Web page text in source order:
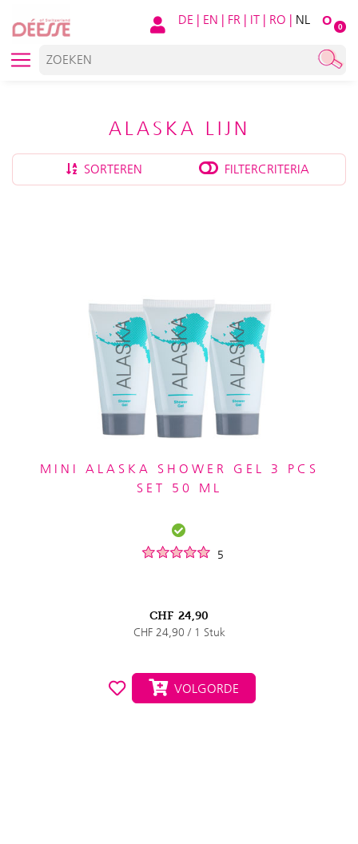
O 0
DE | EN | FR | IT | RO | NL
ALASKA LIJN
SORTEREN FILTERCRITERIA
MINI ALASKA SHOWER GEL 3 PCS
SET 50 ML
5
CHF 24,90
CHF 24,90 / 1 Stuk
VOLGORDE